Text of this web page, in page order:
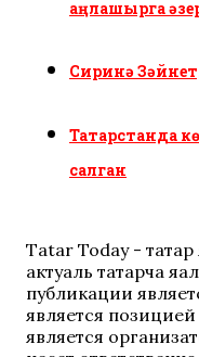
аңлашырга
Сиринә
Татарстанда
салган
Tatar Today - татар
актуаль татарча
публикации
является
является